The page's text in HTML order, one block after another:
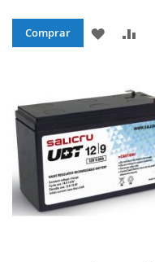
Comprar
AÑADIR
DE
DESEOS